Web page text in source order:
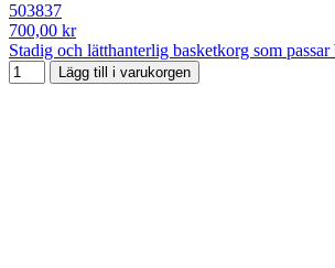
503837
700,00 kr
Stadig och lätthanterlig basketkorg som passar
Lägg till i varukorgen